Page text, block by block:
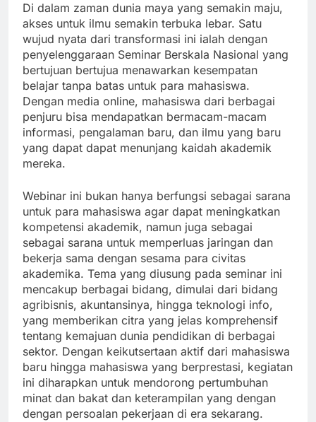
Di dalam zaman dunia maya yang semakin maju,
akses untuk ilmu semakin terbuka lebar. Satu
wujud nyata dari transformasi ini ialah dengan
penyelenggaraan Seminar Berskala Nasional yang
bertujuan bertujua menawarkan kesempatan
belajar tanpa batas untuk para mahasiswa.
Dengan media online, mahasiswa dari berbagai
penjuru bisa mendapatkan bermacam-macam
informasi, pengalaman baru, dan ilmu yang baru
yang dapat dapat menunjang kaidah akademik
mereka.
Webinar ini bukan hanya berfungsi sebagai sarana
untuk para mahasiswa agar dapat meningkatkan
kompetensi akademik, namun juga sebagai
sebagai sarana untuk memperluas jaringan dan
bekerja sama dengan sesama para civitas
akademika. Tema yang diusung pada seminar ini
mencakup berbagai bidang, dimulai dari bidang
agribisnis, akuntansinya, hingga teknologi info,
yang memberikan citra yang jelas komprehensif
tentang kemajuan dunia pendidikan di berbagai
sektor. Dengan keikutsertaan aktif dari mahasiswa
baru hingga mahasiswa yang berprestasi, kegiatan
ini diharapkan untuk mendorong pertumbuhan
minat dan bakat dan keterampilan yang dengan
dengan persoalan pekerjaan di era sekarang.